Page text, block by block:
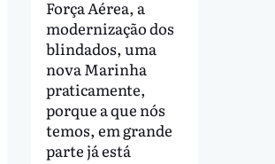
Força Aérea, a
modernização dos
blindados, uma
nova Marinha
praticamente,
porque a que nós
temos, em grande
parte já está